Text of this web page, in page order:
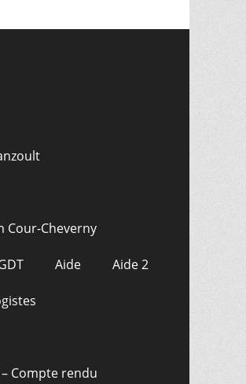
Cour-Cheverny
Aide Aide 2
Compte rendu